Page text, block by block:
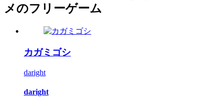
メのフリーゲーム
カガミゴシ
daright
daright